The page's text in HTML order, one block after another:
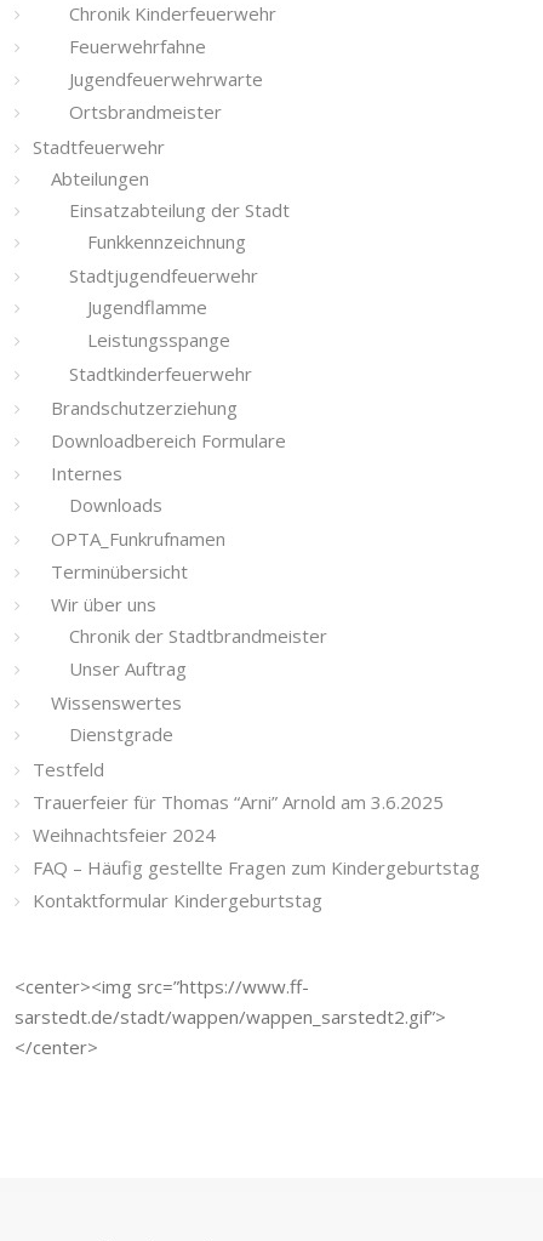
Chronik Kinderfeuerwehr
Feuerwehrfahne
Jugendfeuerwehrwarte
Ortsbrandmeister
Stadtfeuerwehr
Abteilungen
Einsatzabteilung der Stadt
Funkkennzeichnung
Stadtjugendfeuerwehr
Jugendflamme
Leistungsspange
Stadtkinderfeuerwehr
Brandschutzerziehung
Downloadbereich Formulare
Internes
Downloads
OPTA_Funkrufnamen
Terminübersicht
Wir über uns
Chronik der Stadtbrandmeister
Unser Auftrag
Wissenswertes
Dienstgrade
Testfeld
Trauerfeier für Thomas “Arni” Arnold am 3.6.2025
Weihnachtsfeier 2024
FAQ – Häufig gestellte Fragen zum Kindergeburtstag
Kontaktformular Kindergeburtstag
<center><img src=”https://www.ff-
sarstedt.de/stadt/wappen/wappen_sarstedt2.gif”>
</center>